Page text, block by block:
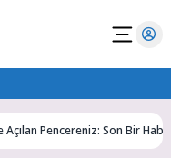
Pencereniz: Son Bir Haber ile